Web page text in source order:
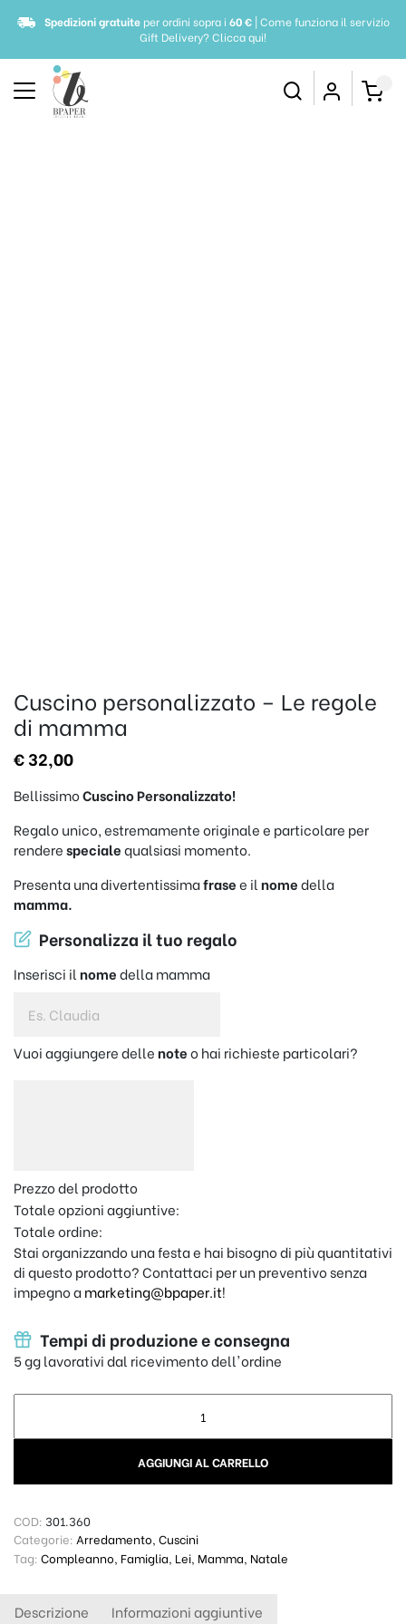
Spedizioni gratuiteper ordini sopra i 60 €| Come funziona il servizio
Gift Delivery?Clicca qui!
Cuscino personalizzato – Le regole
di mamma
€32,00
BellissimoCuscino Personalizzato!
Regalo unico, estremamente originale e particolare per
renderespecialequalsiasi momento.
Presenta una divertentissimafrasee il nomedella
mamma.
Personalizza il tuo regalo
Inserisci il nomedella mamma
Vuoi aggiungere dellenoteo hai richieste particolari?
Prezzo del prodotto
Totale opzioni aggiuntive:
Totale ordine:
Stai organizzando una festa e hai bisogno di più quantitativi
di questo prodotto? Contattaci per un preventivo senza
impegno amarketing@bpaper.it!
Tempi di produzione e consegna
5 gg lavorativi dal ricevimento dell'ordine
AGGIUNGI AL CARRELLO
COD: 301.360
Categorie: Arredamento, Cuscini
Tag: Compleanno Famiglia Lei Mamma Natale
Descrizione Informazioni aggiuntive